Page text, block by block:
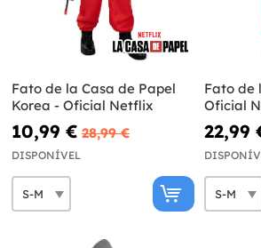
Fato de la Casa de Papel
Korea - Oficial Netflix
10,99 € 28,99 €
DISPONÍVEL
Fato de
Oficial
22,99